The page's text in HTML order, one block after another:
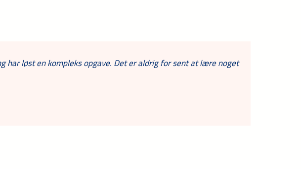
har løst en kompleks opgave. Det er aldrig for sent at lære noget